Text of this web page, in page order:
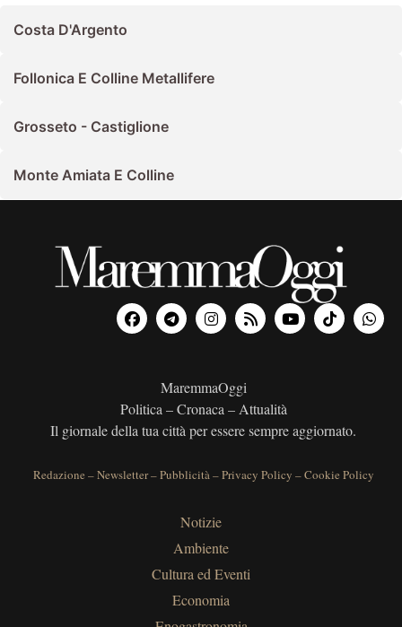
Costa D'Argento
Follonica E Colline Metallifere
Grosseto - Castiglione
Monte Amiata E Colline
MaremmaOggi
Politica – Cronaca – Attualità
Il giornale della tua città per essere sempre aggiornato.
Redazione –Newsletter–Pubblicità–Privacy Policy –Cookie Policy
Notizie
Ambiente
Cultura ed Eventi
Economia